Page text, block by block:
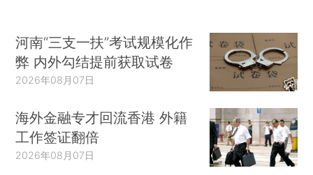
河南“三支一扶”考试规模化作
弊 内外勾结提前获取试卷
2026年08月07日
海外金融专才回流香港 外籍
工作签证翻倍
2026年08月07日